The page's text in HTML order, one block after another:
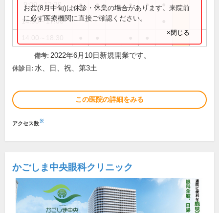
9:00～12:30 ● ● ● ●
14:00～17:00
お盆(8月中旬)は休診・休業の場合があります。来院前
に必ず医療機関に直接ご確認ください。
×閉じる
備考: 2022年6月10日新規開業です。
休診日: 水、日、祝、第3土
この医院の詳細をみる
アクセス数※
かごしま中央眼科クリニック